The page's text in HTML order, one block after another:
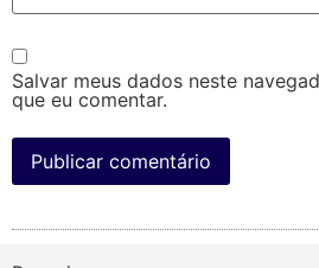
Salvar meus dados neste
que eu comentar.